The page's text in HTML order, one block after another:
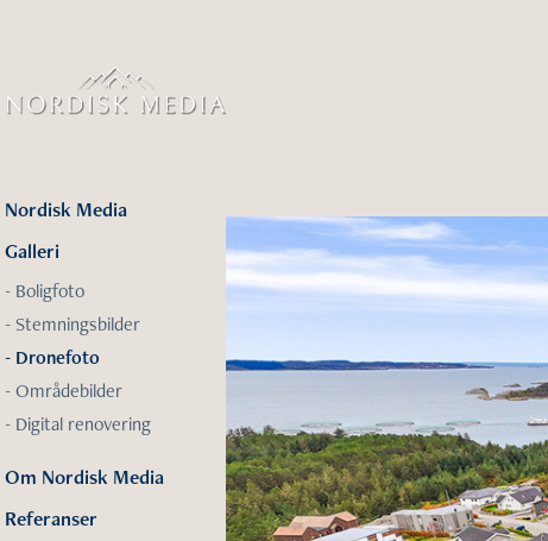
Nordisk Media
Galleri
- Boligfoto
- Stemningsbilder
- Dronefoto
- Områdebilder
- Digital renovering
Om Nordisk Media
Referanser